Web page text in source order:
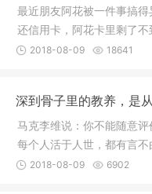
最近朋友阿花被一件事搞
还信用卡，阿花卡里剩了
证一周后
2018-08-09 18641
深到骨子里的教养，是
马克李维说：你不能随意评
每个人活于人世，都有言不
看到的都
2018-08-09 6902